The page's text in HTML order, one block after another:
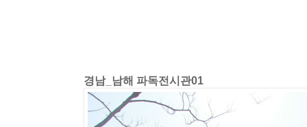
경남_남해 파독전시관01